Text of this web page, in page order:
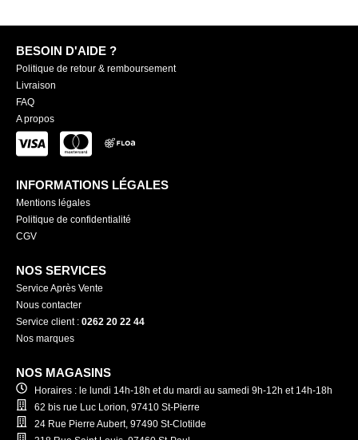
BESOIN D'AIDE ?
Politique de retour & remboursement
Livraison
FAQ
A propos
INFORMATIONS LÉGALES
Mentions légales
Politique de confidentialité
CGV
NOS SERVICES
Service Après Vente
Nous contacter
Service client : 0262 20 22 44
Nos marques
NOS MAGASINS
Horaires : le lundi 14h-18h et du mardi au samedi 9h-12h et 14h-18h
62 bis rue Luc Lorion, 97410 St-Pierre
24 Rue Pierre Aubert, 97490 St-Clotilde